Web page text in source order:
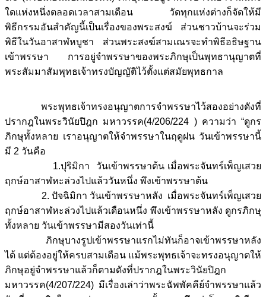
ใดแห่งหนึ่งตลอดเวลาสามเดือน วัดทุกแห่งต่างก็จัดให้มี
พิธีกรรมอันสำคัญนี้เป็นเรื่องของพระสงฆ์ ส่วนชาวบ้านจะร่วม
พิธีในวันอาสาฬหบูชา ส่วนพระสงฆ์สามเณรจะทำพิธีอธิษฐาน
เข้าพรรษา การอยู่จำพรรษาของพระภิกษุเป็นพุทธานุญาตที่
พระสัมมาสัมพุทธเจ้าทรงบัญญัติไว้ตั้งแต่สมัยพุทธกาล
พระพุทธเจ้าทรงอนุญาตการจำพรรษาไว้สองอย่างดังที่
ปรากฎในพระวินัยปิฎก มหาวรรค(4/206/224 ) ความว่า “ดูกร
ภิกษุทั้งหลาย เราอนุญาตให้จำพรรษาในฤดูฝน วันเข้าพรรษานี้
มี 2 วันคือ
1.ปุริมิกา วันเข้าพรรษาต้น เมื่อพระจันทร์เพ็ญเสวย
ฤกษ์อาสาฬหะล่วงไปแล้ววันหนึ่ง พึงเข้าพรรษาต้น
2. ปัจฉิมิกา วันเข้าพรรษาหลัง เมื่อพระจันทร์เพ็ญเสวย
ฤกษ์อาสาฬหะล่วงไปแล้วเดือนหนึ่ง พึงเข้าพรรษาหลัง ดูกรภิกษุ
ทั้งหลาย วันเข้าพรรษามีสองวันเท่านี้
ภิกษุบางรูปเข้าพรรษาแรกไม่ทันก็อาจเข้าพรรษาหลัง
ได้ แต่ต้องอยู่ให้ครบสามเดือน แม้พระพุทธเจ้าจะทรงอนุญาตให้
ภิกษุอยู่จำพรรษาแล้วก็ตามดังที่ปรากฎในพระวินัยปิฎก
มหาวรรค(4/207/224) มีเรื่องเล่าว่าพระฉัพพัคคีย์จำพรรษาแล้ว